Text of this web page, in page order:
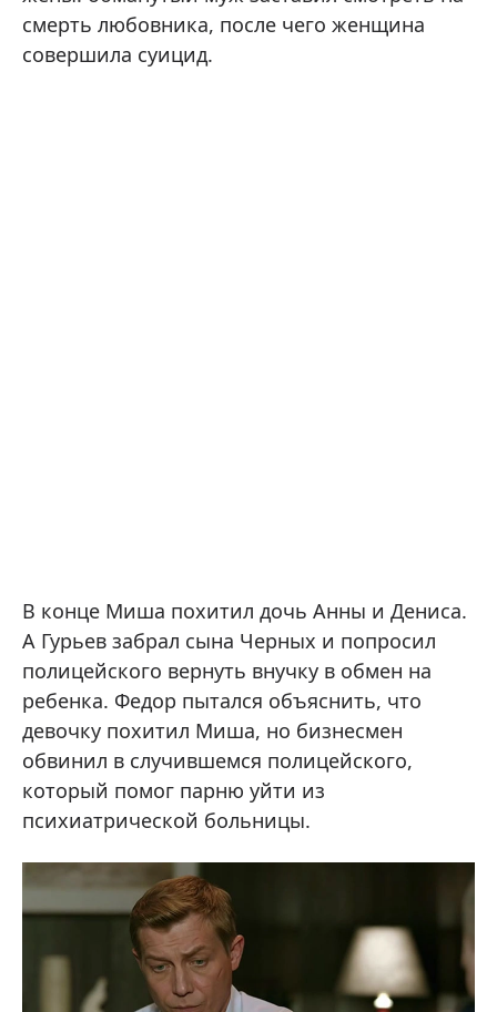
смерть любовника, после чего женщина
совершила суицид.
В конце Миша похитил дочь Анны и Дениса.
А Гурьев забрал сына Черных и попросил
полицейского вернуть внучку в обмен на
ребенка. Федор пытался объяснить, что
девочку похитил Миша, но бизнесмен
обвинил в случившемся полицейского,
который помог парню уйти из
психиатрической больницы.